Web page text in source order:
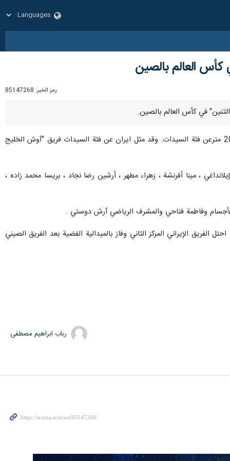
كأس العالم بالصين
رمز الخبر: 85147268
وبدأت مسابقة " قارب التنين " اليوم الأربعاء في ييتشانغ الصينية( Yichang) حيث تنافس الرياضيون في مسافة 2000 مترعن فئة السيدات. وقد مثل ايران عن فئة السيدات فريق "آوش الخليج
، مينا أفرنشة ، زهراء مطهر ، أرشين رضا نجاد ، بريسا محمد زاده ،
وفاطمة فتاحي والمشرف الرياضي آرش دوستي .
التنين للسيدات التي يبلغ طولها 2000 متر والتي ضمت ثمانية لاعبين والتي شاركت فيها 10 فرق ، احتل الفريق الإيراني المركز الثاني وفاز بالميدالية الفضية بعد الفريق الصيني
رباب ابراهیم مصطفی